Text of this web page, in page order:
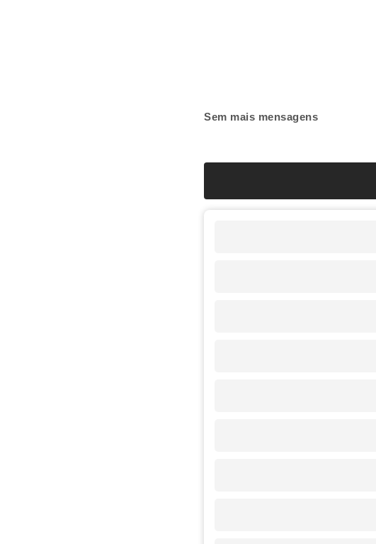
Sem mais mensagens